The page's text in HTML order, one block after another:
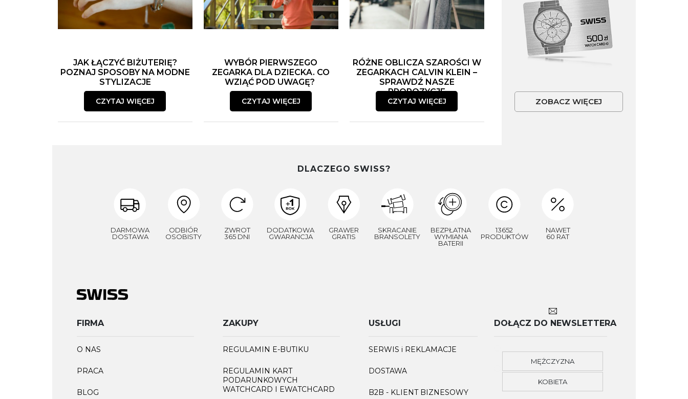
JAK ŁĄCZYĆ BIŻUTERIĘ?
POZNAJ SPOSOBY NA MODNE
STYLIZACJE
CZYTAJ WIĘCEJ
WYBÓR PIERWSZEGO
ZEGARKA DLA DZIECKA. CO
WZIĄĆ POD UWAGĘ?
CZYTAJ WIĘCEJ
RÓŻNE OBLICZA SZAROŚCI W
ZEGARKACH CALVIN KLEIN –
SPRAWDŹ NASZE
PROPOZYCJE
CZYTAJ WIĘCEJ ZOBACZ WIĘCEJ
DLACZEGO SWISS?
DARMOWA
DOSTAWA
ODBIÓR
OSOBISTY
ZWROT
365 DNI
DODATKOWA
GWARANCJA
GRAWER
GRATIS
SKRACANIE
BRANSOLETY
BEZPŁATNA
WYMIANA
BATERII
13652
PRODUKTÓW
NAWET
60 RAT
FIRMA
O NAS
PRACA
BLOG
ZAKUPY
REGULAMIN E-BUTIKU
REGULAMIN KART
PODARUNKOWYCH
WATCHCARD I EWATCHCARD
USŁUGI
SERWIS i REKLAMACJE
DOSTAWA
B2B - KLIENT BIZNESOWY
DOŁĄCZ DO NEWSLETTERA
MĘŻCZYZNA
KOBIETA